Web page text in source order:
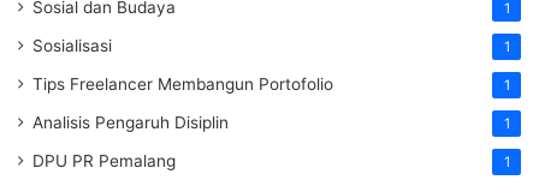
Sosial dan Budaya 1
Sosialisasi 1
Tips Freelancer Membangun Portofolio 1
Analisis Pengaruh Disiplin 1
DPU PR Pemalang 1